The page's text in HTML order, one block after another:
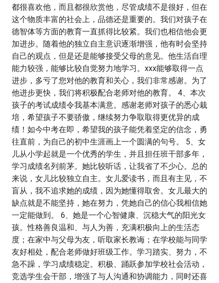
都很喜欢他，而且都很欣赏他，尽管成绩不是很好，但在
这个物质丰富的社会上，品德还是重要的。我们对孩子在
德智体等方面的教育一直抓得比较紧。我们也相信他会更
加进步。随着他的独立自主意识逐渐增强，他有时会坚持
自己的观点，但是还是能够接受父母的意见。他生活自理
能力较强，能够比较自觉努力地学习。xxx能够取得一点
进步，多亏了您对他的教育和关心，我们非常感谢。为了
他进步更快，我们将积极配合老师对他的教育。 4、本次
孩子的考试成绩令我基本满意。感谢老师对孩子的悉心栽
培，希望孩子不要骄傲，继续努力争取取得更优异的成
绩！如今中考在即，希望我的孩子能凭着坚定的信念，勇
往直前，为自己的初中生涯画上一个圆满的句号。 5、女
儿从小学起就是一个优秀的学生，并且担任班干部多年，
学习成绩名列前茅。她比较听话，让我省了不少心。总的
来说，女儿比较独立自主。女儿爱读书，而且有主见，不
盲从，我不追求她的成绩，因为她懂得取舍。女儿最大的
缺点就是不能坚持，她在努力，凭她自己的信心我相信她
一定能做到。 6、她是一个心智健康、沉稳大气的阳光女
孩。性格善良温和、与人为善，充满积极向上的生活态
度；在家中与父母为友，听取家长教诲；在学校能与同学
友好相处，配合老师做好班级工作。学习踏实、努力，不
急不躁，学习成绩稳定。积极、踊跃参加学校社会活动，
竞选学生会干部，增强了与人沟通和协调能力，同时还喜